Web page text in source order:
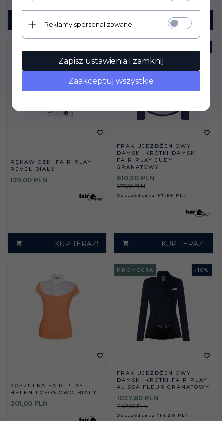
KUP TERAZ! KUP TERAZ!
RĘKAWICZKI FAIR PLAY
REVEL BIAŁY
139,00 PLN
KUP TERAZ!
FRAK UJEŻDŻENIOWY
DAMSKI KRÓTKI DAMSKI
FAIR PLAY JUDY
GRANATOWY
610,20 PLN
678,00 PLN
Oszczędzasz 67.80 PLN
KUP TERAZ!
KOSZULKA FAIR PLAY
HELEN ŁOSOSIOWO-BIAŁY
201,00 PLN
- 10%
PROMOCJA
FRAK UJEŻDŻENIOWY
DAMSKI KRÓTKI FAIR PLAY
ALISSA FLEUR GRANATOWY
1027,80 PLN
1142,00 PLN
Oszczędzasz 114.20 PLN
Reklamy spersonalizowane
Zapisz ustawienia i zamknij
Zaakceptuj wszystkie